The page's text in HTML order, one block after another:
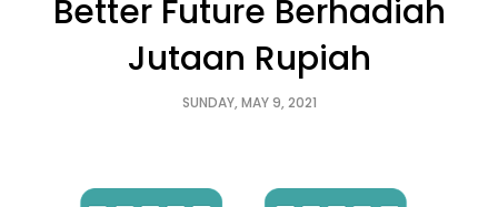
Better Future Berhadiah
Jutaan Rupiah
SUNDAY, MAY 9, 2021